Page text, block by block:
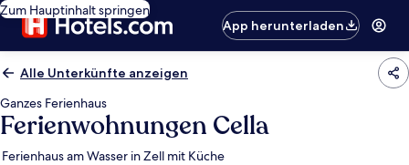
Zum Hauptinhalt springen
App herunterladen
Alle Unterkünfte anzeigen
Ganzes Ferienhaus
Ferienwohnungen Cella
Ferienhaus am Wasser in Zell mit Küche